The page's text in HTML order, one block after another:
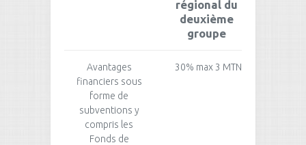
régional du
deuxième
groupe
Avantages
financiers sous
forme de
subventions y
compris les
Fonds de
30% max 3 MTND